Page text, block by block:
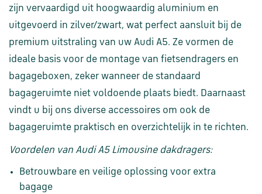
en
betalen
Levering
verzending
Retourinformatie
Klantenservice
zijn vervaardigd uit hoogwaardig aluminium en
uitgevoerd in zilver/zwart, wat perfect aansluit bij de
premium uitstraling van uw Audi A5. Ze vormen de
ideale basis voor de montage van fietsendragers en
bagageboxen, zeker wanneer de standaard
bagageruimte niet voldoende plaats biedt. Daarnaast
vindt u bij ons diverse accessoires om ook de
bagageruimte praktisch en overzichtelijk in te richten.
Voordelen van Audi A5 Limousine dakdragers:
Betrouwbare en veilige oplossing voor extra
bagage